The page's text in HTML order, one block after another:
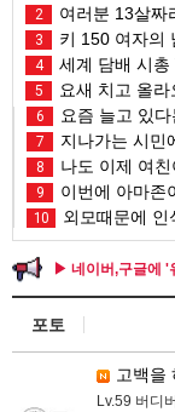
2 여러분 13살짜
3 키 150 여자의
4 세계 담배 시총
5 요새 치고 올
6 요즘 늘고 있
7 지나가는 시민
8 나도 이제 여
9 이번에 아마존
10 외모때문에 인
▶ 네이버,구글에 '
포토
고백을
Lv.59 버디